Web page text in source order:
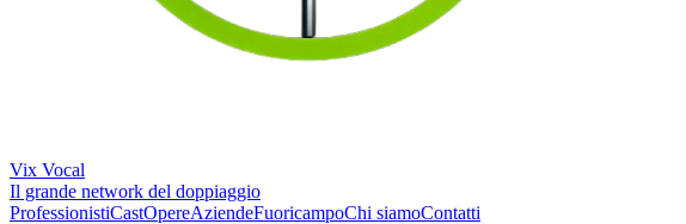
Vix Vocal
Il grande network del doppiaggio
ProfessionistiCastOpereAziendeFuoricampoChi siamoContatti